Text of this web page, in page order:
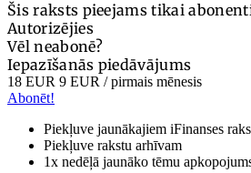
Šis raksts pieejams tikai
Autorizējies
Vēl neabonē?
Iepazīšanās piedāvājums
18 EUR 9 EUR / pirmais mēnesis
Abonēt!
Piekļuve jaunākajiem iFinanses
Piekļuve rakstu arhīvam
1x nedēļā jaunāko tēmu